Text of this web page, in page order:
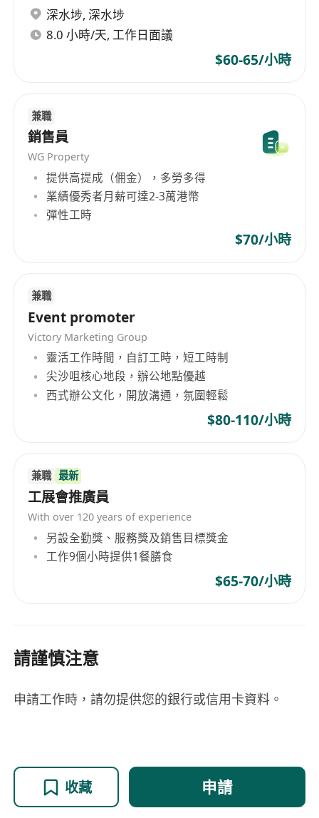
深水埗, 深水埗
8.0 小時/天, 工作日面議
$60-65/小時
兼職
銷售員
WG Property
提供高提成（佣金），多勞多得
業績優秀者月薪可達2-3萬港幣
彈性工時
$70/小時
兼職
Event promoter
Victory Marketing Group
靈活工作時間，自訂工時，短工時制
尖沙咀核心地段，辦公地點優越
西式辦公文化，開放溝通，氛圍輕鬆
$80-110/小時
兼職 最新
工展會推廣員
With over 120 years of experience
另設全勤獎、服務獎及銷售目標獎金
工作9個小時提供1餐膳食
$65-70/小時
請謹慎注意
申請工作時，請勿提供您的銀行或信用卡資料。
收藏 申請